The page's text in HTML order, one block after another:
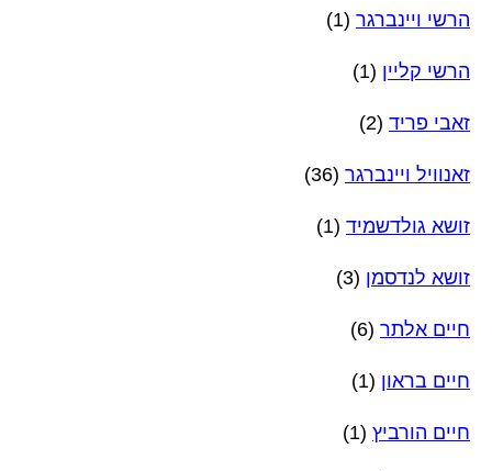
הרשי ויינברגר (1)
הרשי קליין (1)
זאבי פריד (2)
זאנוויל ויינברגר (36)
זושא גולדשמיד (1)
זושא לנדסמן (3)
חיים אלתר (6)
חיים בראון (1)
חיים הורביץ (1)